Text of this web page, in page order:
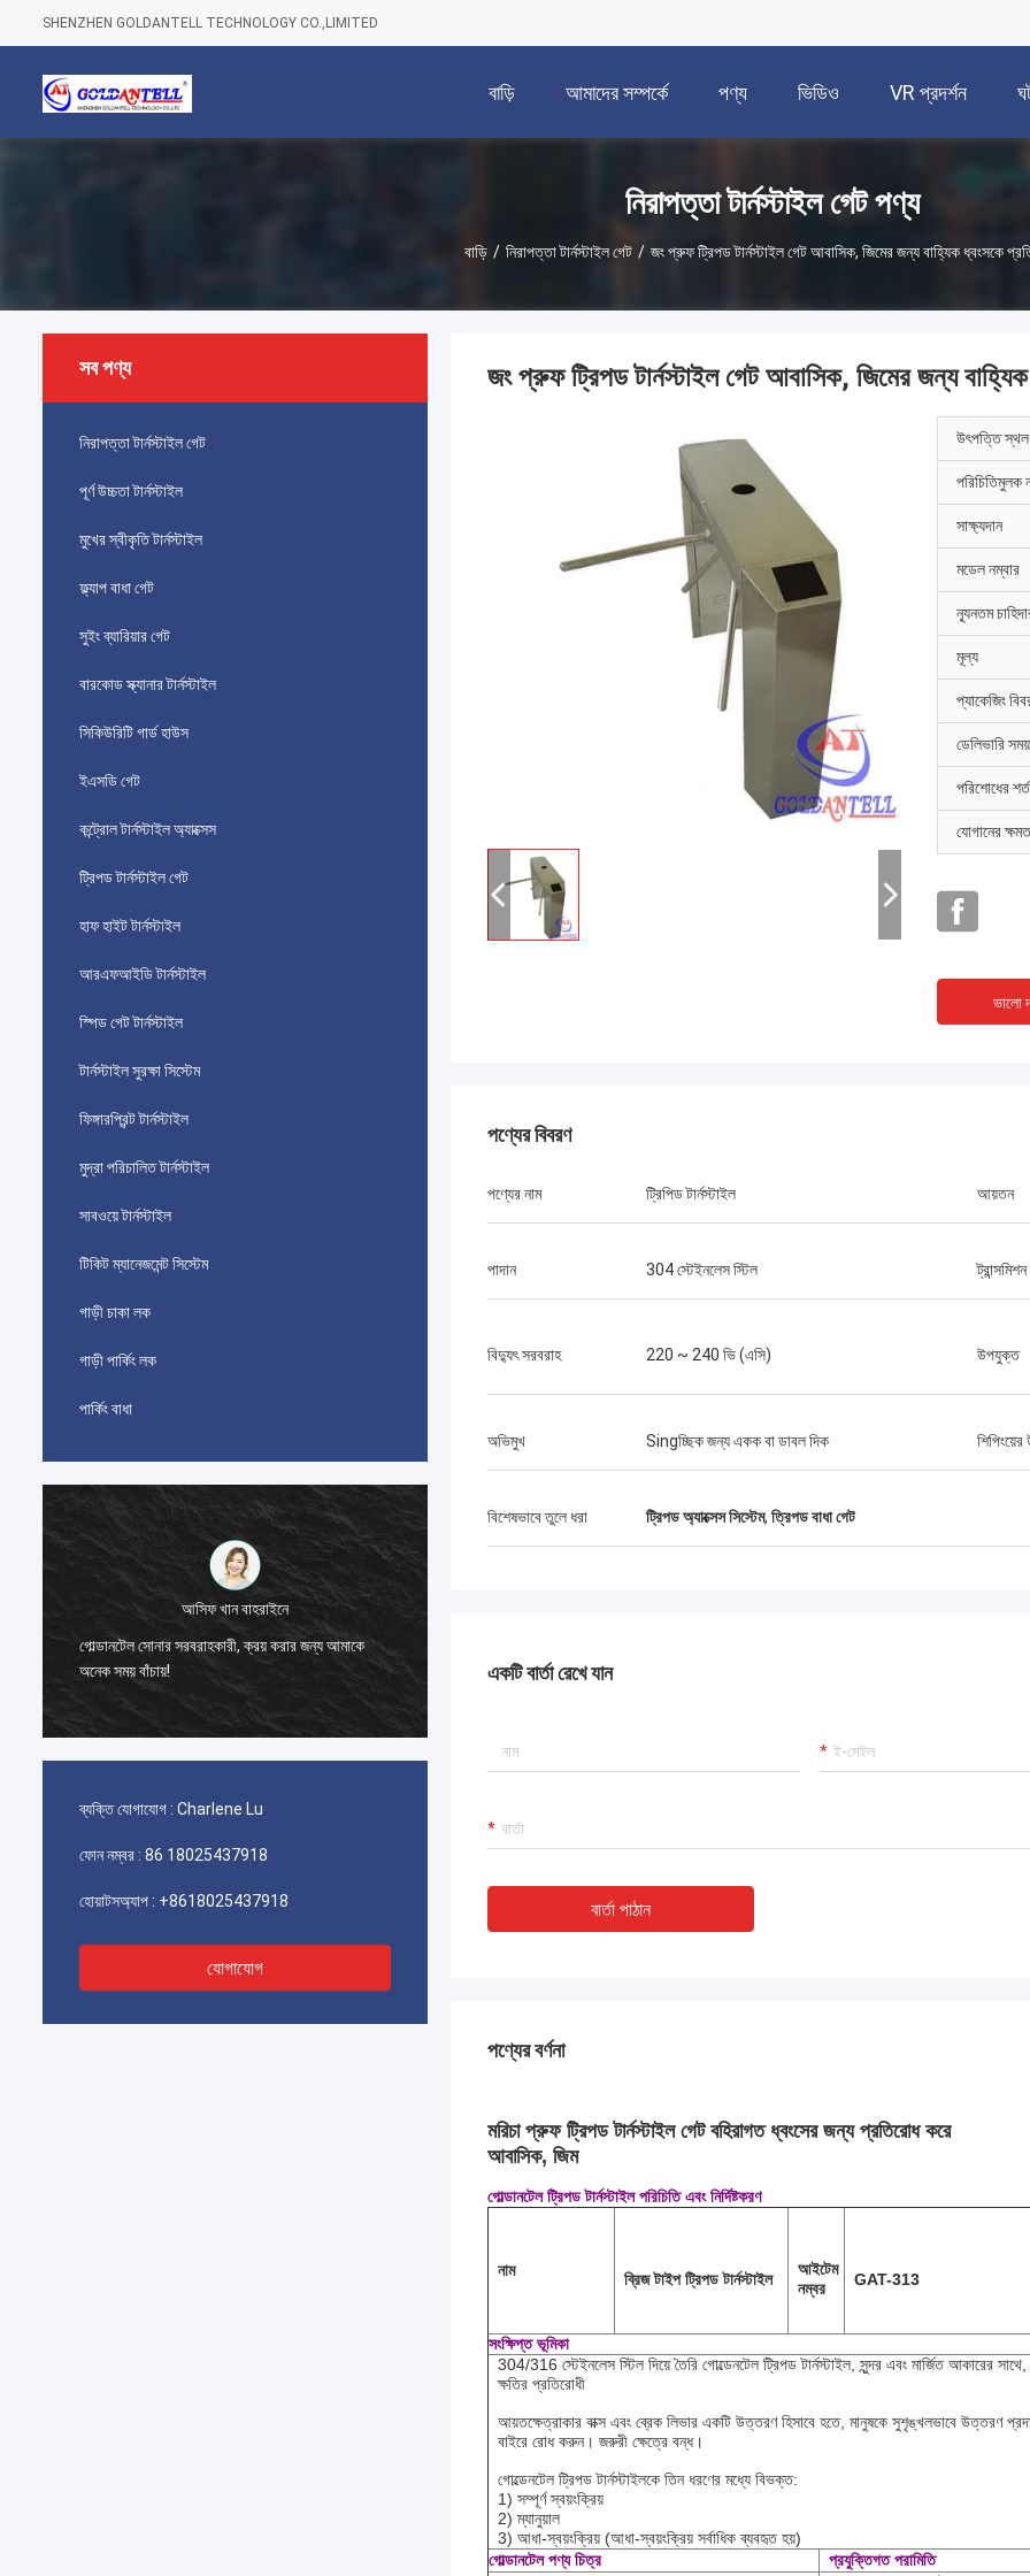
SHENZHEN GOLDANTELL TECHNOLOGY CO.,LIMITED
বাড়ি আমাদের সম্পর্কে পণ্য ভিডিও VR প্রদর্শন
নিরাপত্তা টার্নস্টাইল গেট পণ্য
বাড়ি / নিরাপত্তা টার্নস্টাইল গেট / জং প্রুফ ট্রিপড টার্নস্টাইল গেট আবাসিক, জিমের জন্য বাহ্যিক ধ্বংসকে
সব পণ্য
নিরাপত্তা টার্নস্টাইল গেট
পূর্ণ উচ্চতা টার্নস্টাইল
মুখের স্বীকৃতি টার্নস্টাইল
ফ্ল্যাপ বাধা গেট
সুইং ব্যারিয়ার গেট
বারকোড স্ক্যানার টার্নস্টাইল
সিকিউরিটি গার্ড হাউস
ইএসডি গেট
কন্ট্রোল টার্নস্টাইল অ্যাক্সেস
ট্রিপড টার্নস্টাইল গেট
হাফ হাইট টার্নস্টাইল
আরএফআইডি টার্নস্টাইল
স্পিড গেট টার্নস্টাইল
টার্নস্টাইল সুরক্ষা সিস্টেম
ফিঙ্গারপ্রিন্ট টার্নস্টাইল
মুদ্রা পরিচালিত টার্নস্টাইল
সাবওয়ে টার্নস্টাইল
টিকিট ম্যানেজমেন্ট সিস্টেম
গাড়ী চাকা লক
গাড়ী পার্কিং লক
পার্কিং বাধা
আসিফ খান বাহরাইনে
গোল্ডানটেল সোনার সরবরাহকারী, ক্রয় করার জন্য আমাকে
অনেক সময় বাঁচায়!
অ্যাক্সেস কার্ডের সাথে সিঙ্ক করা হয়েছে। ইঞ্জিনিয়াররা ঈদ
পর্যন্ত কাজ করেছে।
ব্যক্তি যোগাযোগ : Charlene Lu
ফোন নম্বর : 86 18025437918
হোয়াটসঅ্যাপ : +8618025437918
যোগাযোগ
জং প্রুফ ট্রিপড টার্নস্টাইল গেট আবাসিক, জিমের জন্য
উৎপত্তি স্থল
পরিচিতিমুলক
সাক্ষ্যদান
মডেল নম্বার
ন্যূনতম
মূল্য
প্যাকেজিং
ডেলিভারি সময়
পরিশোধের শর্ত
যোগানের
ভালো
পণ্যের বিবরণ
পণ্যের নাম ট্রিপিড টার্নস্টাইল আয়তন
পাদান 304 স্টেইনলেস স্টিল ট্রান্সমিশন
বিদ্যুৎ সরবরাহ 220 ~ 240 ভি (এসি) উপযুক্ত
অভিমুখ Singচ্ছিক জন্য একক বা ডাবল দিক শিপিংয়ের
বিশেষভাবে তুলে ধরা ট্রিপড অ্যাক্সেস সিস্টেম, ত্রিপড বাধা গেট
একটি বার্তা রেখে যান
বার্তা পাঠান
পণ্যের বর্ণনা
মরিচা প্রুফ ট্রিপড টার্নস্টাইল গেট বহিরাগত ধ্বংসের জন্য প্রতিরোধ করে
আবাসিক, জিম
গোল্ডানটেল ট্রিপড টার্নস্টাইল পরিচিতি এবং নির্দিষ্টকরণ
নাম ব্রিজ টাইপ ট্রিপড টার্নস্টাইল
আইটেম
নম্বর
GAT-313
সংক্ষিপ্ত ভূমিকা
304/316 স্টেইনলেস স্টিল দিয়ে তৈরি গোল্ডেনটেল ট্রিপড টার্নস্টাইল, সুন্দর এবং মার্জিত আকারের
ক্ষতির প্রতিরোধী
আয়তক্ষেত্রাকার বাক্স এবং ব্রেক লিভার একটি উত্তরণ হিসাবে হতে, মানুষকে সুশৃঙ্খলভাবে উত্তরণ
বাইরে রোধ করুন। জরুরী ক্ষেত্রে বন্ধ।
গোল্ডেনটেল ট্রিপড টার্নস্টাইলকে তিন ধরণের মধ্যে বিভক্ত:
1) সম্পূর্ণ স্বয়ংক্রিয়
2) ম্যানুয়াল
3) আধা-স্বয়ংক্রিয় (আধা-স্বয়ংক্রিয় সর্বাধিক ব্যবহৃত হয়)
গোল্ডানটেল পণ্য চিত্র
প্রযুক্তিগত পরামিতি